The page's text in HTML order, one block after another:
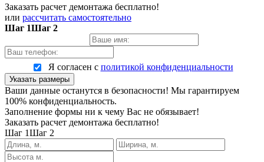
Заказать расчет демонтажа бесплатно!
или рассчитать самостоятельно
Шаг 1Шаг 2
Я согласен с политикой конфиденциальности
Указать размеры
Ваши данные останутся в безопасности! Мы гарантируем
100% конфиденциальность.
Заполнение формы ни к чему Вас не обязывает!
Заказать расчет демонтажа бесплатно!
Шаг 1Шаг 2